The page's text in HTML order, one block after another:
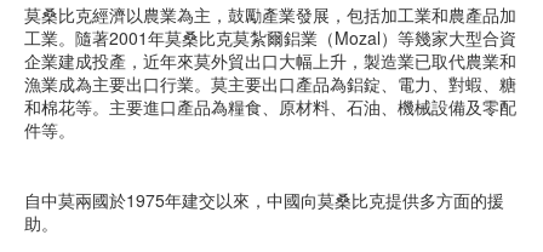
莫桑比克經濟以農業為主，鼓勵產業發展，包括加工業和農產品加
工業。隨著2001年莫桑比克莫紮爾鋁業（Mozal）等幾家大型合資
企業建成投產，近年來莫外貿出口大幅上升，製造業已取代農業和
漁業成為主要出口行業。莫主要出口產品為鋁錠、電力、對蝦、糖
和棉花等。主要進口產品為糧食、原材料、石油、機械設備及零配
件等。
自中莫兩國於1975年建交以來，中國向莫桑比克提供多方面的援
助。